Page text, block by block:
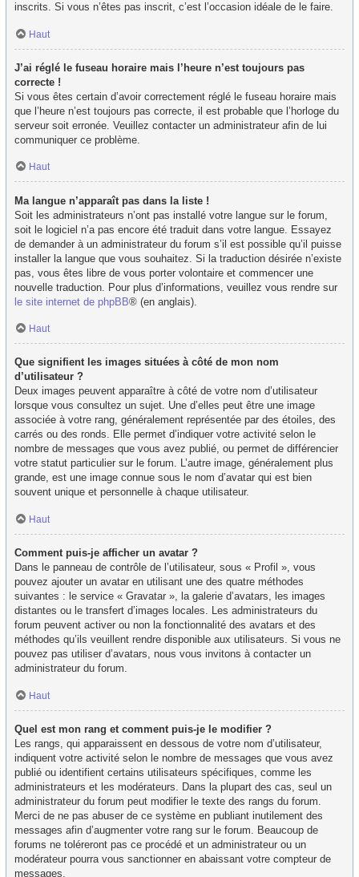
inscrits. Si vous n’êtes pas inscrit, c’est l’occasion idéale de le faire.
Haut
J’ai réglé le fuseau horaire mais l’heure n’est toujours pas
correcte !
Si vous êtes certain d’avoir correctement réglé le fuseau horaire mais
que l’heure n’est toujours pas correcte, il est probable que l’horloge du
serveur soit erronée. Veuillez contacter un administrateur afin de lui
communiquer ce problème.
Haut
Ma langue n’apparaît pas dans la liste !
Soit les administrateurs n’ont pas installé votre langue sur le forum,
soit le logiciel n’a pas encore été traduit dans votre langue. Essayez
de demander à un administrateur du forum s’il est possible qu’il puisse
installer la langue que vous souhaitez. Si la traduction désirée n’existe
pas, vous êtes libre de vous porter volontaire et commencer une
nouvelle traduction. Pour plus d’informations, veuillez vous rendre sur
le site internet de phpBB® (en anglais).
Haut
Que signifient les images situées à côté de mon nom
d’utilisateur ?
Deux images peuvent apparaître à côté de votre nom d’utilisateur
lorsque vous consultez un sujet. Une d’elles peut être une image
associée à votre rang, généralement représentée par des étoiles, des
carrés ou des ronds. Elle permet d’indiquer votre activité selon le
nombre de messages que vous avez publié, ou permet de différencier
votre statut particulier sur le forum. L’autre image, généralement plus
grande, est une image connue sous le nom d’avatar qui est bien
souvent unique et personnelle à chaque utilisateur.
Haut
Comment puis-je afficher un avatar ?
Dans le panneau de contrôle de l’utilisateur, sous « Profil », vous
pouvez ajouter un avatar en utilisant une des quatre méthodes
suivantes : le service « Gravatar », la galerie d’avatars, les images
distantes ou le transfert d’images locales. Les administrateurs du
forum peuvent activer ou non la fonctionnalité des avatars et des
méthodes qu’ils veuillent rendre disponible aux utilisateurs. Si vous ne
pouvez pas utiliser d’avatars, nous vous invitons à contacter un
administrateur du forum.
Haut
Quel est mon rang et comment puis-je le modifier ?
Les rangs, qui apparaissent en dessous de votre nom d’utilisateur,
indiquent votre activité selon le nombre de messages que vous avez
publié ou identifient certains utilisateurs spécifiques, comme les
administrateurs et les modérateurs. Dans la plupart des cas, seul un
administrateur du forum peut modifier le texte des rangs du forum.
Merci de ne pas abuser de ce système en publiant inutilement des
messages afin d’augmenter votre rang sur le forum. Beaucoup de
forums ne toléreront pas ce procédé et un administrateur ou un
modérateur pourra vous sanctionner en abaissant votre compteur de
messages.